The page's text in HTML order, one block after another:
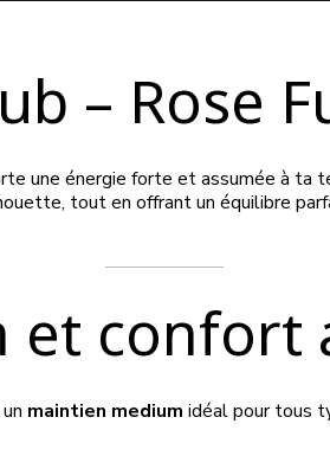
– Rose
une énergie forte et assumée à ta
tout en offrant un équilibre
et confort
maintien medium idéal pour tous